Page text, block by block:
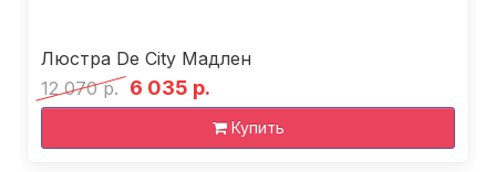
Люстра De City Мадлен
12 070 р. 6 035 р.
Купить